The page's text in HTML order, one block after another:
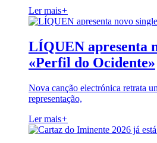
Ler mais+
LÍQUEN apresenta
«Perfil do Ocidente»
Nova canção electrónica retrata
representação,
Ler mais+